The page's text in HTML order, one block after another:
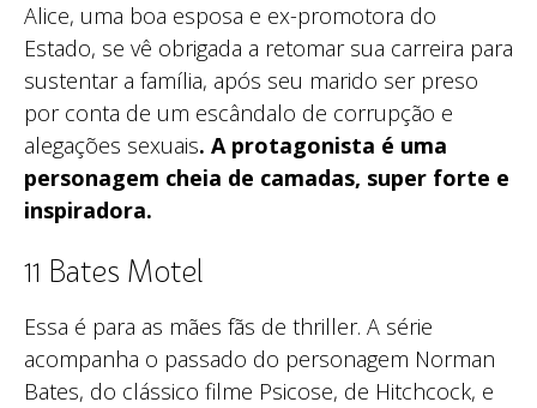
Alice, uma boa esposa e ex-promotora do
Estado, se vê obrigada a retomar sua carreira para
sustentar a família, após seu marido ser preso
por conta de um escândalo de corrupção e
alegações sexuais. A protagonista é uma
personagem cheia de camadas, super forte e
inspiradora.
11 Bates Motel
Essa é para as mães fãs de thriller. A série
acompanha o passado do personagem Norman
Bates, do clássico filme Psicose, de Hitchcock, e